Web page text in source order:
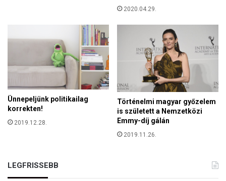
á
é
k
!
2020.04.29.
Ünnepeljünk politikailag
korrekten!
2019.12.28.
Történelmi magyar győzelem
is született a Nemzetközi
Emmy-díj gálán
2019.11.26.
LEGFRISSEBB